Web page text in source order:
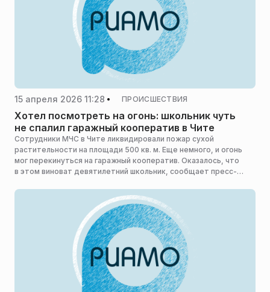
15 апреля 2026 11:28 ПРОИСШЕСТВИЯ
Хотел посмотреть на огонь: школьник чуть
не спалил гаражный кооператив в Чите
Сотрудники МЧС в Чите ликвидировали пожар сухой
растительности на площади 500 кв. м. Еще немного, и огонь
мог перекинуться на гаражный кооператив. Оказалось, что
в этом виноват девятилетний школьник, сообщает пресс-